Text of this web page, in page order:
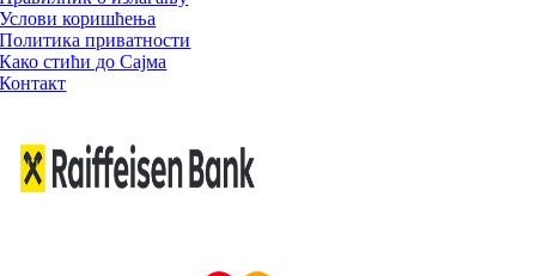
Услови коришћења
Политика приватности
Како стићи до Сајма
Контакт